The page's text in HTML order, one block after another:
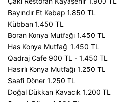
Bayındır Et Kebap 1.850 TL
Kübban 1.450 TL
Boran Konya Mutfağı 1.450 TL
Has Konya Mutfağı 1.450 TL
Qadraj Cafe 900 TL - 1.450 TL
Hasırlı Konya Mutfağı 1.250 TL
Saafi Döner 1.250 TL
Doğal Dükkan Kavacık 1.200 TL